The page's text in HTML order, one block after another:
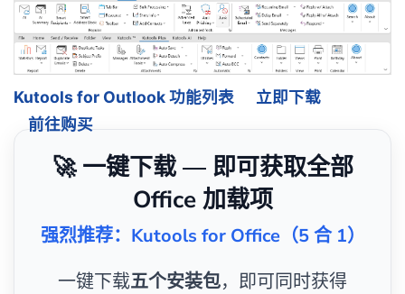
Kutools for Outlook 功能列表
立即下载
前往购买
🚀 一键下载 — 即可获取全部
Office 加载项
强烈推荐：Kutools for Office（5 合 1）
一键下载五个安装包，即可同时获得